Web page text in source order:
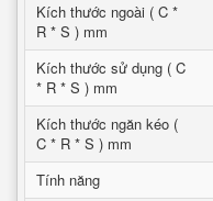
Kích thước ngoài ( C *
R * S ) mm
Kích thước sử dụng ( C
* R * S ) mm
Kích thước ngăn kéo (
C * R * S ) mm
Tính năng